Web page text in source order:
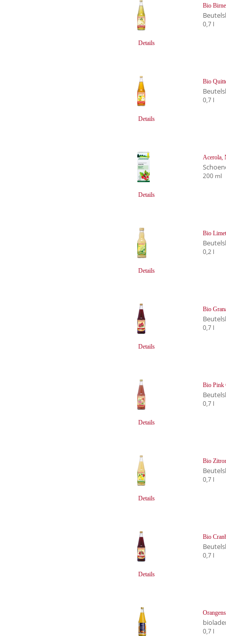
Details
Bio
0,7 l
Details
Bio
0,7 l
Details
Acerola,
200 ml
Details
Bio
0,2 l
Details
Bio
0,7 l
Details
Bio Pink
0,7 l
Details
Bio
0,7 l
Details
Bio
0,7 l
0,7 l